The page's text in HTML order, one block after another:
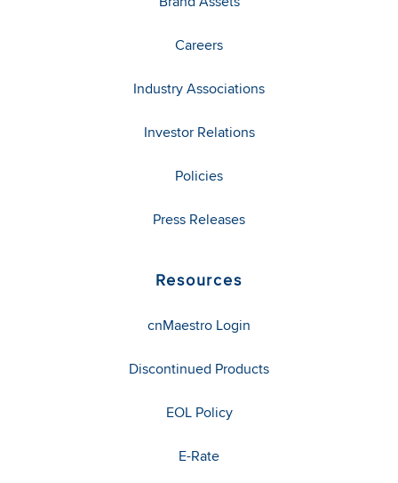
Careers
Industry Associations
Investor Relations
Policies
Press Releases
Resources
cnMaestro Login
Discontinued Products
EOL Policy
E-Rate